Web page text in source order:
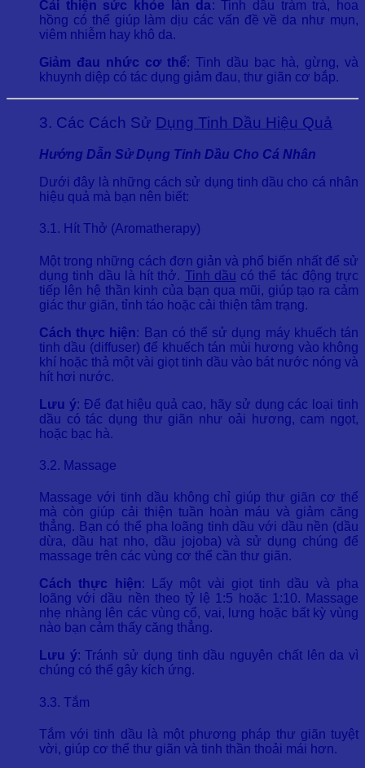
Cải thiện sức khỏe làn da: Tinh dầu tràm trà, hoa
hồng có thể giúp làm dịu các vấn đề về da như mụn,
viêm nhiễm hay khô da.
Giảm đau nhức cơ thể: Tinh dầu bạc hà, gừng, và
khuynh diệp có tác dụng giảm đau, thư giãn cơ bắp.
3. Các Cách Sử Dụng Tinh Dầu Hiệu Quả
Hướng Dẫn Sử Dụng Tinh Dầu Cho Cá Nhân
Dưới đây là những cách sử dụng tinh dầu cho cá nhân
hiệu quả mà bạn nên biết:
3.1. Hít Thở (Aromatherapy)
Một trong những cách đơn giản và phổ biến nhất để sử
dụng tinh dầu là hít thở. Tinh dầu có thể tác động trực
tiếp lên hệ thần kinh của bạn qua mũi, giúp tạo ra cảm
giác thư giãn, tỉnh táo hoặc cải thiện tâm trạng.
Cách thực hiện: Bạn có thể sử dụng máy khuếch tán
tinh dầu (diffuser) để khuếch tán mùi hương vào không
khí hoặc thả một vài giọt tinh dầu vào bát nước nóng và
hít hơi nước.
Lưu ý: Để đạt hiệu quả cao, hãy sử dụng các loại tinh
dầu có tác dụng thư giãn như oải hương, cam ngọt,
hoặc bạc hà.
3.2. Massage
Massage với tinh dầu không chỉ giúp thư giãn cơ thể
mà còn giúp cải thiện tuần hoàn máu và giảm căng
thẳng. Bạn có thể pha loãng tinh dầu với dầu nền (dầu
dừa, dầu hạt nho, dầu jojoba) và sử dụng chúng để
massage trên các vùng cơ thể cần thư giãn.
Cách thực hiện: Lấy một vài giọt tinh dầu và pha
loãng với dầu nền theo tỷ lệ 1:5 hoặc 1:10. Massage
nhẹ nhàng lên các vùng cổ, vai, lưng hoặc bất kỳ vùng
nào bạn cảm thấy căng thẳng.
Lưu ý: Tránh sử dụng tinh dầu nguyên chất lên da vì
chúng có thể gây kích ứng.
3.3. Tắm
Tắm với tinh dầu là một phương pháp thư giãn tuyệt
vời, giúp cơ thể thư giãn và tinh thần thoải mái hơn.